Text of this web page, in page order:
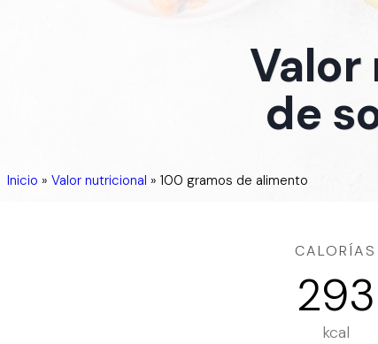
de
Inicio » Valor nutricional » 100 gramos de alimento
CALORÍAS
293
kcal